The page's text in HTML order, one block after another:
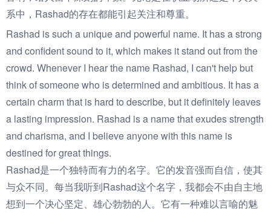
系中，Rashad的存在都能引起关注和尊重。
Rashad is such a unique and powerful name. It has a strong
and confident sound to it, which makes it stand out from the
crowd. Whenever I hear the name Rashad, I can't help but
think of someone who is determined and ambitious. It has a
certain charm that is hard to describe, but it definitely leaves
a lasting impression. Rashad is a name that exudes strength
and charisma, and I believe anyone with this name is
destined for great things.
Rashad是一个独特而有力的名字。它的发音强而自信，使其
与众不同。每当我听到Rashad这个名字，我都会不由自主地
想到一个决心坚定、雄心勃勃的人。它有一种难以言喻的魅